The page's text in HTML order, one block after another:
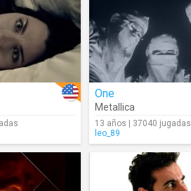
One
Metallica
13 años | 37040 jugadas
leo_89